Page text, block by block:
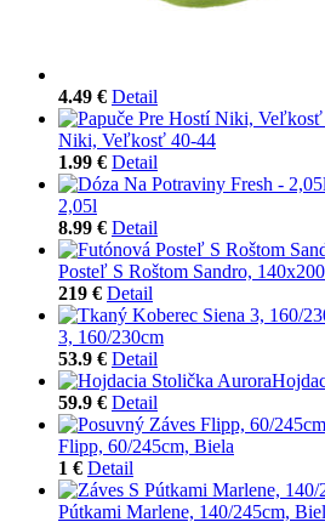
4.49 € Detail
Niki, Veľkosť 40-44
1.99 € Detail
2,05l
8.99 € Detail
Posteľ S Roštom Sandro,
219 € Detail
3, 160/230cm
53.9 € Detail
59.9 € Detail
Flipp, 60/245cm, Biela
1 € Detail
Pútkami Marlene, 140/245cm,